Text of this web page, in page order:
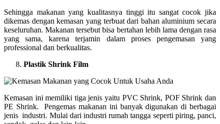
Sehingga makanan yang kualitasnya tinggi itu sangat cocok jika
dikemas dengan kemasan yang terbuat dari bahan aluminium secara
keseluruhan. Makanan tersebut bisa bertahan lebih lama dengan rasa
yang sama, karena terjamin dalam proses pengemasan yang
professional dan berkualitas.
Plastik Shrink Film
Kemasan ini memiliki tiga jenis yaitu PVC Shrink, POF Shrink dan
PE Shrink. Pengemas makanan ini banyak digunakan di berbagai
jenis industri. Mulai dari industri rumah tangga seperti piring, panci,